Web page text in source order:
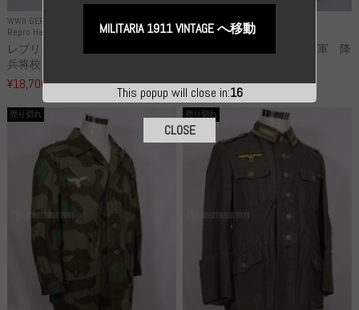
WWII GERMANY
Repro Hat and Cap SS and WSS
レプリカ 武装親衛隊 WSS 歩
兵将校 クラッシュキャップ ...
¥18,700（税込）
WWII GERMANY
Repro Hat and Cap Luftwaffe
高品質レプリカ ドイツ空軍 降
¥49,800（税込）
売り切れ 売り切れ
This popup will close in:16
MILITARIA 1911 VINTAGE へ移動
CLOSE